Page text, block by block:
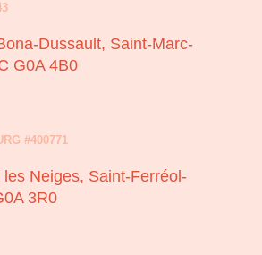
Dussault, Saint-Marc-
G0A 4B0
#400771
Neiges, Saint-Ferréol-
3R0